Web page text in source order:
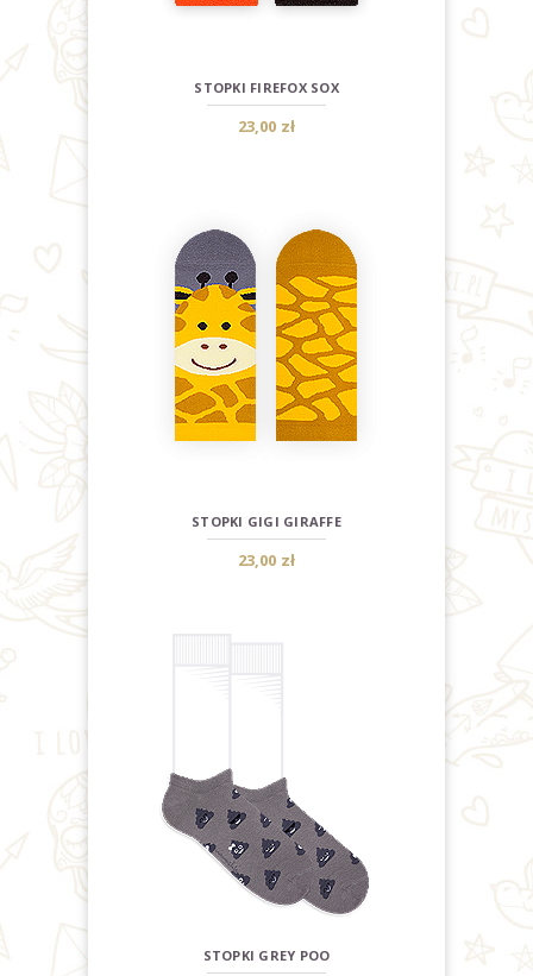
STOPKI FIREFOX SOX
23,00 zł
STOPKI GIGI GIRAFFE
23,00 zł
STOPKI GREY POO